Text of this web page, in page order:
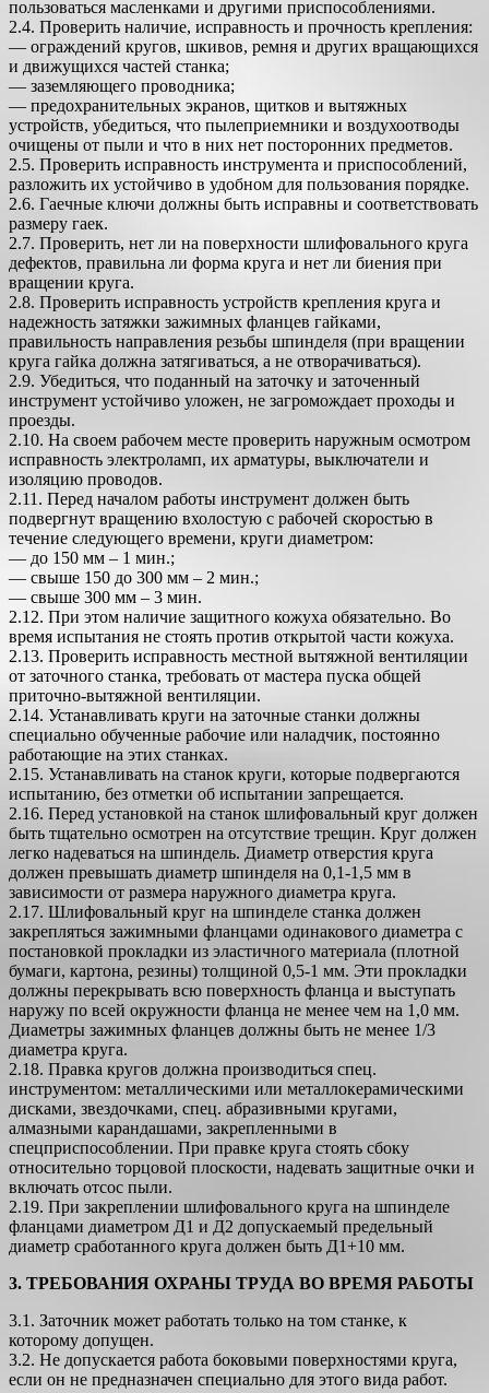
пользоваться масленками и другими приспособлениями.
2.4. Проверить наличие, исправность и прочность крепления:
— ограждений кругов, шкивов, ремня и других вращающихся
и движущихся частей станка;
— заземляющего проводника;
— предохранительных экранов, щитков и вытяжных
устройств, убедиться, что пылеприемники и воздухоотводы
очищены от пыли и что в них нет посторонних предметов.
2.5. Проверить исправность инструмента и приспособлений,
разложить их устойчиво в удобном для пользования порядке.
2.6. Гаечные ключи должны быть исправны и соответствовать
размеру гаек.
2.7. Проверить, нет ли на поверхности шлифовального круга
дефектов, правильна ли форма круга и нет ли биения при
вращении круга.
2.8. Проверить исправность устройств крепления круга и
надежность затяжки зажимных фланцев гайками,
правильность направления резьбы шпинделя (при вращении
круга гайка должна затягиваться, а не отворачиваться).
2.9. Убедиться, что поданный на заточку и заточенный
инструмент устойчиво уложен, не загромождает проходы и
проезды.
2.10. На своем рабочем месте проверить наружным осмотром
исправность электроламп, их арматуры, выключатели и
изоляцию проводов.
2.11. Перед началом работы инструмент должен быть
подвергнут вращению вхолостую с рабочей скоростью в
течение следующего времени, круги диаметром:
— до 150 мм – 1 мин.;
— свыше 150 до 300 мм – 2 мин.;
— свыше 300 мм – 3 мин.
2.12. При этом наличие защитного кожуха обязательно. Во
время испытания не стоять против открытой части кожуха.
2.13. Проверить исправность местной вытяжной вентиляции
от заточного станка, требовать от мастера пуска общей
приточно-вытяжной вентиляции.
2.14. Устанавливать круги на заточные станки должны
специально обученные рабочие или наладчик, постоянно
работающие на этих станках.
2.15. Устанавливать на станок круги, которые подвергаются
испытанию, без отметки об испытании запрещается.
2.16. Перед установкой на станок шлифовальный круг должен
быть тщательно осмотрен на отсутствие трещин. Круг должен
легко надеваться на шпиндель. Диаметр отверстия круга
должен превышать диаметр шпинделя на 0,1-1,5 мм в
зависимости от размера наружного диаметра круга.
2.17. Шлифовальный круг на шпинделе станка должен
закрепляться зажимными фланцами одинакового диаметра с
постановкой прокладки из эластичного материала (плотной
бумаги, картона, резины) толщиной 0,5-1 мм. Эти прокладки
должны перекрывать всю поверхность фланца и выступать
наружу по всей окружности фланца не менее чем на 1,0 мм.
Диаметры зажимных фланцев должны быть не менее 1/3
диаметра круга.
2.18. Правка кругов должна производиться спец.
инструментом: металлическими или металлокерамическими
дисками, звездочками, спец. абразивными кругами,
алмазными карандашами, закрепленными в
спецприспособлении. При правке круга стоять сбоку
относительно торцовой плоскости, надевать защитные очки и
включать отсос пыли.
2.19. При закреплении шлифовального круга на шпинделе
фланцами диаметром Д1 и Д2 допускаемый предельный
диаметр сработанного круга должен быть Д1+10 мм.
3. ТРЕБОВАНИЯ ОХРАНЫ ТРУДА ВО ВРЕМЯ РАБОТЫ
3.1. Заточник может работать только на том станке, к
которому допущен.
3.2. Не допускается работа боковыми поверхностями круга,
если он не предназначен специально для этого вида работ.